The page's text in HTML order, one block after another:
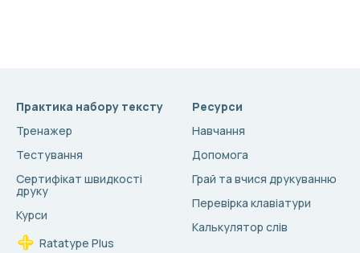
Практика набору тексту
Тренажер
Тестування
Сертифікат швидкості
друку
Курси
Ratatype Plus
Ресурси
Навчання
Допомога
Грай та вчися друкуванню
Перевірка клавіатури
Калькулятор слів